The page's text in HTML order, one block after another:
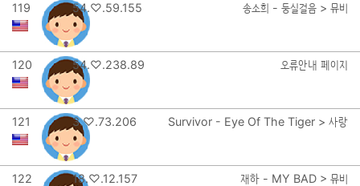
119 54.♡.59.155 송소희 - 둥실걸음 > 뮤비
120 54.♡.238.89 오류안내 페이지
121 3.♡.73.206 Survivor - Eye Of The Tiger > 사랑
122 18.♡.12.157 재하 - MY BAD > 뮤비